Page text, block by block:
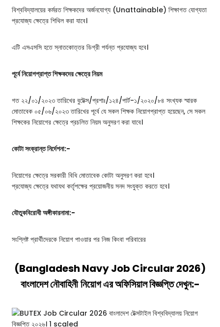
বিশ্ববিদ্যালয়ের কর্মরত শিক্ষকদের অর্জনযোগ্য (Unattainable) শিক্ষাগত যোগ্যতা
প্রযোজ্য ক্ষেত্রে শিথিল করা যাবে।
এটি এসএসসি হতে স্নাতকোত্তর ডিগ্রী পর্যন্ত প্রযোজ্য হবে।
পূর্বে নিয়োগপ্রাপ্ত শিক্ষকদের ক্ষেত্রে নিয়ম
গত ২২/০১/২০২৩ তারিখের বুটেক্স/প্রশাঃ/১২৪/পার্ট-১/২০২০/৮৪ সংখ্যক স্মারক
মোতাবেক ০৫/০৬/২০২৩ তারিখের পূর্বে যে সকল শিক্ষক নিয়োগপ্রাপ্ত হয়েছেন, সে সকল
শিক্ষকের নিয়োগের ক্ষেত্রে প্রচলিত নিয়ম অনুসরণ করা যাবে।
কোটা সংক্রান্ত নির্দেশনা:-
নিয়োগের ক্ষেত্রে সরকারী বিধি মোতাবেক কোটা অনুসরণ করা হবে।
প্রযোজ্য ক্ষেত্রে যথাযথ কর্তৃপক্ষের প্রয়োজনীয় সনদ সংযুক্ত করতে হবে।
যৌতুকবিরোধী অঙ্গীকারনামা:-
সংশ্লিষ্ট প্রার্থীদেরকে নিয়োগ পাওয়ার পর নিজ কিংবা পরিবারের
(Bangladesh Navy Job Circular 2026)
বাংলাদেশ নৌবাহিনীনিয়োগ এর অফিসিয়াল বিজ্ঞপ্তি দেখুন:-